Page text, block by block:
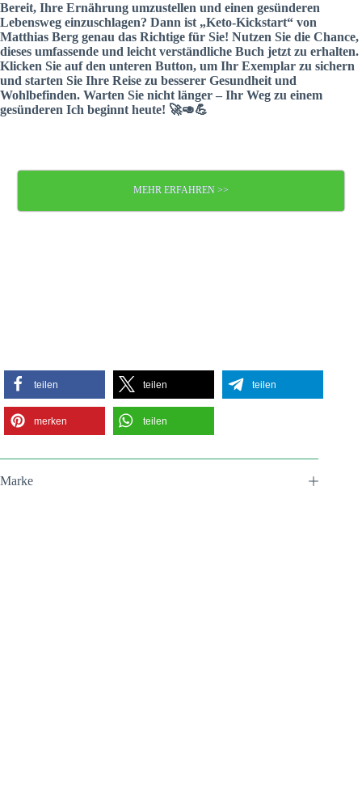
Bereit, Ihre Ernährung umzustellen und einen gesünderen
Lebensweg einzuschlagen? Dann ist „Keto-Kickstart“ von
Matthias Berg genau das Richtige für Sie! Nutzen Sie die Chance,
dieses umfassende und leicht verständliche Buch jetzt zu erhalten.
Klicken Sie auf den unteren Button, um Ihr Exemplar zu sichern
und starten Sie Ihre Reise zu besserer Gesundheit und
Wohlbefinden. Warten Sie nicht länger – Ihr Weg zu einem
gesünderen Ich beginnt heute! 🚀🥑💪
MEHR ERFAHREN >>
teilen teilen teilen
merken teilen
Marke